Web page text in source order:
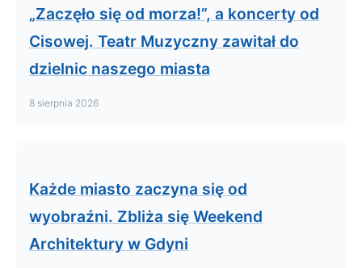
„Zaczęło się od morza!”, a koncerty od
Cisowej. Teatr Muzyczny zawitał do
dzielnic naszego miasta
8 sierpnia 2026
Każde miasto zaczyna się od
wyobraźni. Zbliża się Weekend
Architektury w Gdyni